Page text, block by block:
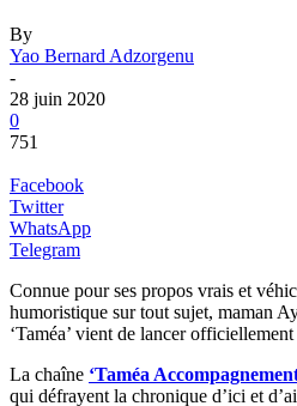
By
Yao Bernard Adzorgenu
-
28 juin 2020
0
751
Facebook
Twitter
WhatsApp
Telegram
Connue pour ses propos vrais et
humoristique sur tout sujet, maman
‘Taméa’ vient de lancer
La chaîne ‘Taméa
qui défrayent la chronique d’ici et